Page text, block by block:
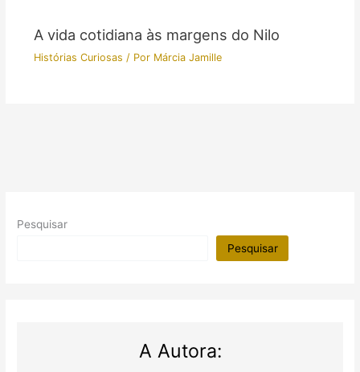
A vida cotidiana às margens do Nilo
Histórias Curiosas / Por Márcia Jamille
Pesquisar
Pesquisar
A Autora: